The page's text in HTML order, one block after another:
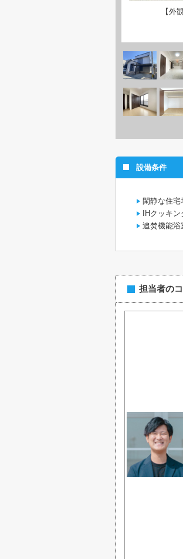
【外
設備条件
閑静な住宅
IHクッキ
追焚機能浴
担当者の